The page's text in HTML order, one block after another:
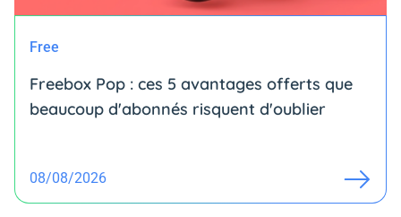
Free
Freebox Pop : ces 5 avantages offerts que
beaucoup d'abonnés risquent d'oublier
08/08/2026